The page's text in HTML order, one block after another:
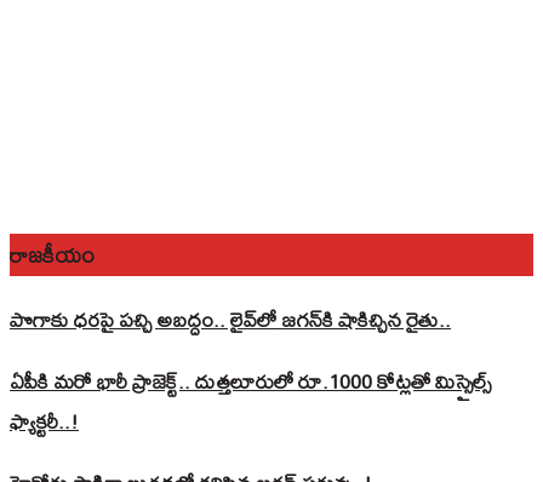
రాజకీయం
పొగాకు ధరపై పచ్చి అబద్దం.. లైవ్‌లో జగన్‌కి షాకిచ్చిన రైతు..
ఏపీకి మరో భారీ ప్రాజెక్ట్.. దుత్తలూరులో రూ.1000 కోట్లతో మిస్సైల్స్
ఫ్యాక్టరీ..!